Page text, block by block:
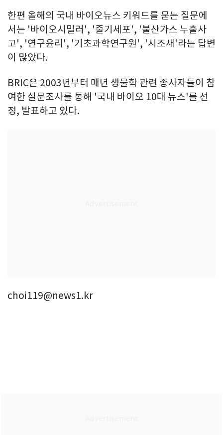
한편 올해의 국내 바이오뉴스 키워드를 묻는 질문에
서는 '바이오시밀러', '줄기세포', '불산가스 누출사
고', '연구윤리', '기초과학연구원', '시조새'라는 답변
이 많았다.
BRIC은 2003년부터 매년 생물학 관련 종사자들이 참
여한 설문조사를 통해 '국내 바이오 10대 뉴스'를 선
정, 발표하고 있다.
choi119@news1.kr